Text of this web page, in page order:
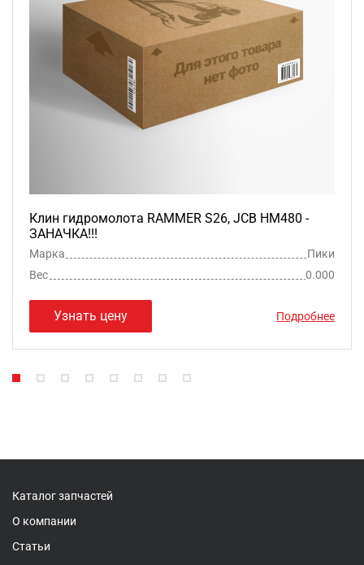
Клин гидромолота RAMMER S26, JCB HM480 -
ЗАНАЧКА!!!
Марка
Пики
Вес
0.000
Узнать цену Подробнее
Каталог запчастей
О компании
Статьи